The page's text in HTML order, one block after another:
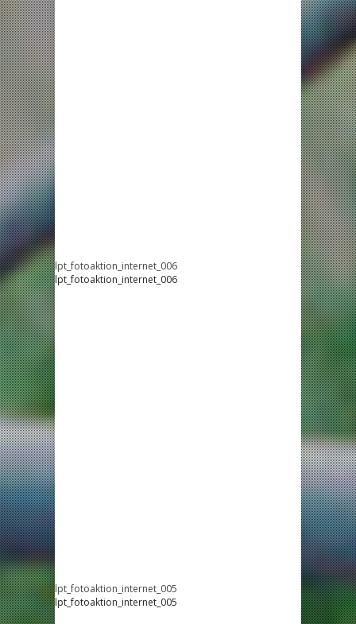
lpt_fotoaktion_internet_006
lpt_fotoaktion_internet_006
lpt_fotoaktion_internet_005
lpt_fotoaktion_internet_005